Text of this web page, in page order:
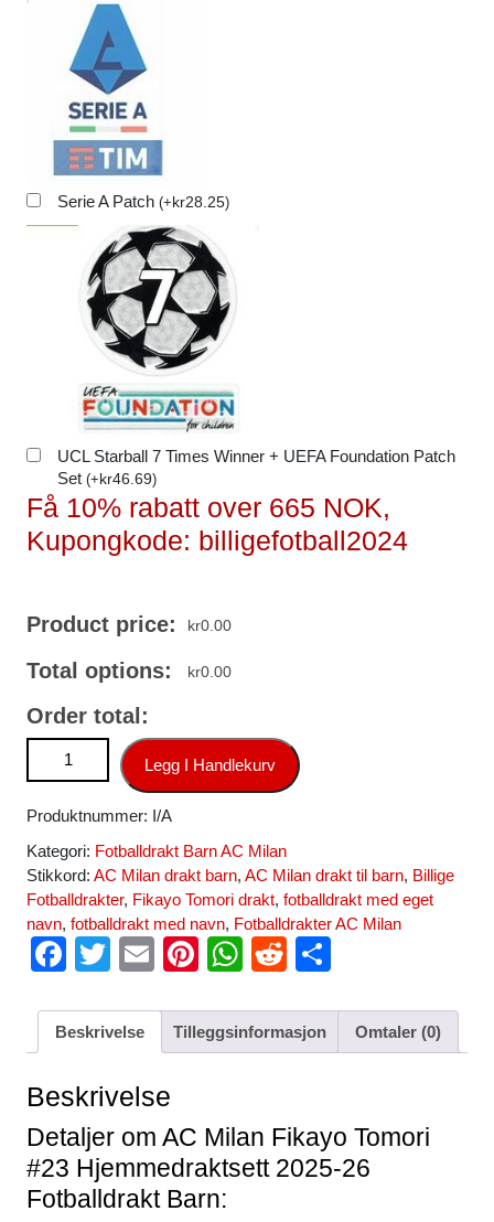
Serie A Patch (+kr28.25)
UCL Starball 7 Times Winner + UEFA Foundation Patch
Set (+kr46.69)
Få 10% rabatt over 665 NOK,
Kupongkode: billigefotball2024
Product price: kr0.00
Total options: kr0.00
Order total:
AC Milan Fikayo Tomori #23 Hjemmedraktsett 2025-26
Fotballdrakt Barn antallLegg I Handlekurv
Produktnummer: I/A
Kategori: Fotballdrakt Barn AC Milan
Stikkord: AC Milan drakt barn, AC Milan drakt til barn, Billige
Fotballdrakter, Fikayo Tomori drakt, fotballdrakt med eget
navn, fotballdrakt med navn, Fotballdrakter AC Milan
F
c
b
o
o
k
T
tt
E
ail
Pi
er
e
W
at
s
p
p
R
d
di
ar
e
Beskrivelse Tilleggsinformasjon Omtaler (0)
Beskrivelse
Detaljer om AC Milan Fikayo Tomori
#23 Hjemmedraktsett 2025-26
Fotballdrakt Barn: